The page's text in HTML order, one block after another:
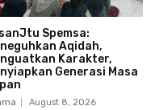
Spemsa:
Aqidah,
Karakter,
Generasi Masa
August 8, 2026